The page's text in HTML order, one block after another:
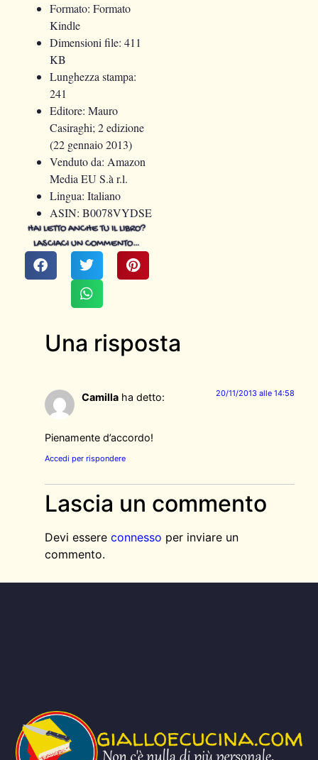
HAI LETTO ANCHE TU IL LIBRO?
LASCIACI UN COMMENTO…
Formato: Formato
Kindle
Dimensioni file: 411
KB
Lunghezza stampa:
241
Editore: Mauro
Casiraghi; 2 edizione
(22 gennaio 2013)
Venduto da: Amazon
Media EU S.à r.l.
Lingua: Italiano
ASIN: B0078VYDSE
Una risposta
Camilla ha detto: 20/11/2013 alle 14:58
Pienamente d’accordo!
Accedi per rispondere
Lascia un commento
Devi essere connesso per inviare un
commento.